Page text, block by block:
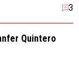
3
Quintero